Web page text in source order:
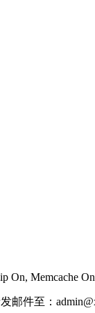
On, Memcache
邮件至：